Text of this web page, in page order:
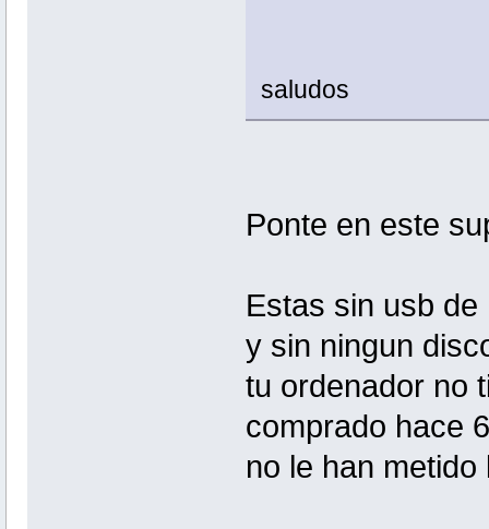
saludos
Ponte en este
Estas sin usb de
y sin ningun
tu ordenador no
comprado hace
no le han